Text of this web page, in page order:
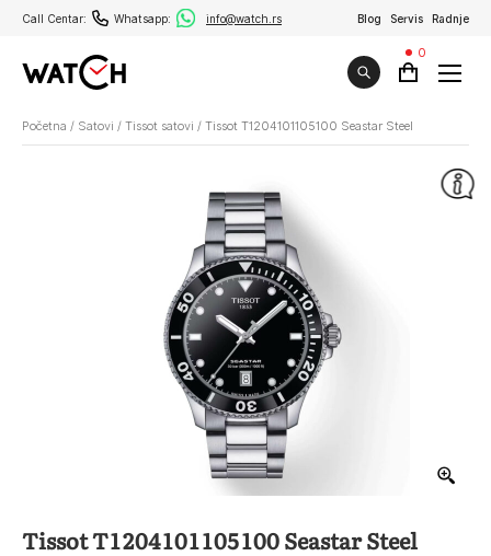
Call Centar: Whatsapp: info@watch.rs Blog Servis Radnje
0
Početna / Satovi / Tissot satovi / Tissot T1204101105100 Seastar Steel
Tissot T1204101105100 Seastar Steel